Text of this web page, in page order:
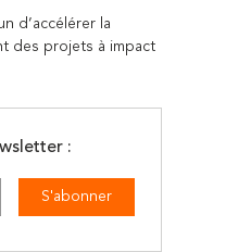
d’accélérer la
des projets à impact
:
S'abonner